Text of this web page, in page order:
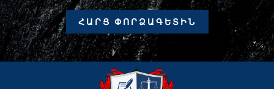
ՀԱՐՑ ՓՈՐՁԱԳԵՏԻՆ